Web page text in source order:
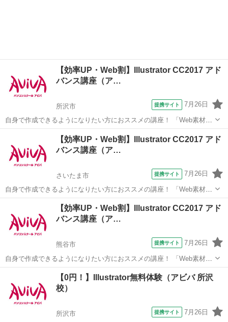
【効率UP・Web割】Illustrator CC2017 アド
バンス講座（ア…
所沢市 提携サイト 7月26日
自身で作成できるようになりたい方におススメの講座！ 「Web素材」
や「印刷物」など、テーマに合わせた制作物作成のノウハウを学習し
ます。 バナー画像やリーフレットなど、実際に制作機会の多い成果物
をピックアップしているため、 「...
Illustrator
【効率UP・Web割】Illustrator CC2017 アド
バンス講座（ア…
さいたま市 提携サイト 7月26日
自身で作成できるようになりたい方におススメの講座！ 「Web素材」
や「印刷物」など、テーマに合わせた制作物作成のノウハウを学習し
ます。 バナー画像やリーフレットなど、実際に制作機会の多い成果物
をピックアップしているため、 「...
さいたま市 Illustrator
【効率UP・Web割】Illustrator CC2017 アド
バンス講座（ア…
熊谷市 提携サイト 7月26日
自身で作成できるようになりたい方におススメの講座！ 「Web素材」
や「印刷物」など、テーマに合わせた制作物作成のノウハウを学習し
ます。 バナー画像やリーフレットなど、実際に制作機会の多い成果物
をピックアップしているため、 「...
Illustrator
【0円！】Illustrator無料体験（アビバ 所沢
校）
所沢市 提携サイト 7月26日